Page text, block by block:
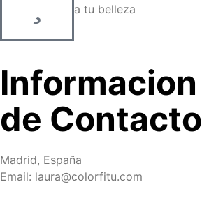
a tu belleza
Informacion
de Contacto
Madrid, España
Email: laura@colorfitu.com